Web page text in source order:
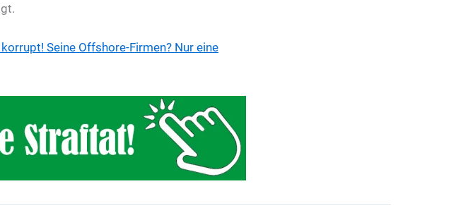
Seine Offshore-Firmen? Nur eine